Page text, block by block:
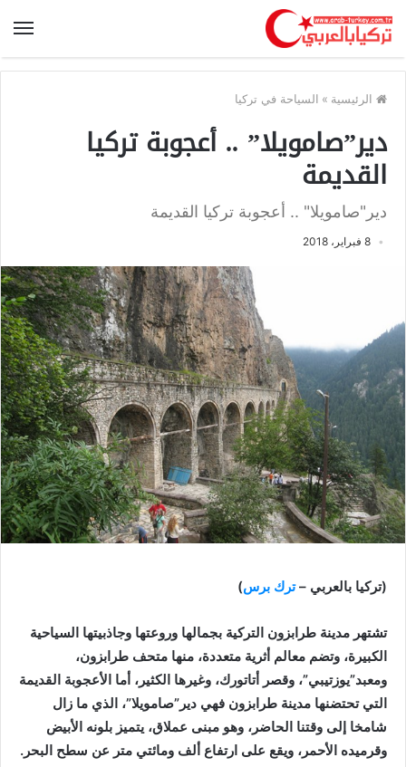
الرئيسية » السياحة في تركيا
دير”صامويلا” .. أعجوبة تركيا
القديمة
دير"صامويلا" .. أعجوبة تركيا القديمة
8 فبراير، 2018
(تركيا بالعربي –ترك برس)
تشتهر مدينة طرابزون التركية بجمالها وروعتها وجاذبيتها السياحية
الكبيرة، وتضم معالم أثرية متعددة، منها متحف طرابزون،
ومعبد”يوزتيبي”، وقصر أتاتورك، وغيرها الكثير، أما الأعجوبة القديمة
التي تحتضنها مدينة طرابزون فهي دير”صامويلا”، الذي ما زال
شامخا إلى وقتنا الحاضر، وهو مبنى عملاق، يتميز بلونه الأبيض
وقرميده الأحمر، ويقع على ارتفاع ألف ومائتي متر عن سطح البحر.